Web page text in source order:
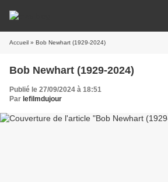
Accueil » Bob Newhart (1929-2024)
Bob Newhart (1929-2024)
Publié le 27/09/2024 à 18:51
Par lefilmdujour